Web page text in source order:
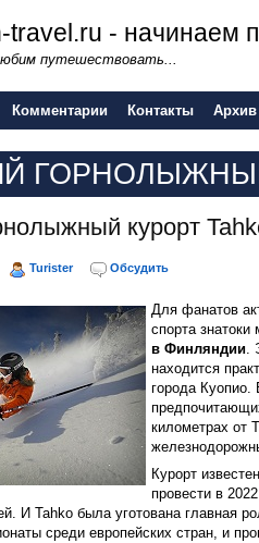
travel.ru - начинаем
путешествовать...
Комментарии Контакты Архив
ГОРНОЛЫЖНЫЙ
курорт
Turister Обсудить
Для фанатов
спорта знатоки
в Финляндии.
находится
города Куопио.
километрах от
Курорт
провести в
И Tahko была уготована главная
среди европейских стран, и